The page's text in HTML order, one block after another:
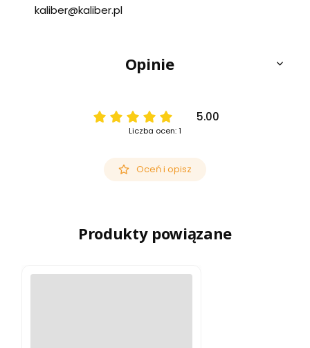
kaliber@kaliber.pl
Opinie
5.00
Liczba ocen: 1
Oceń i opisz
Produkty powiązane